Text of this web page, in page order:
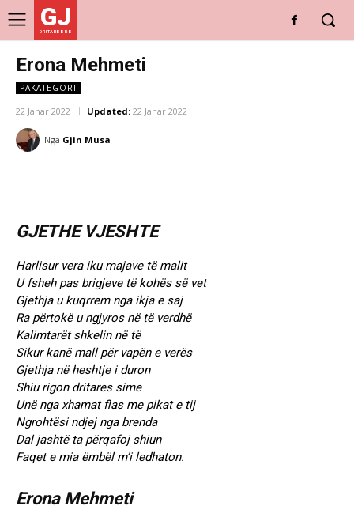
GJ
DRITARE E RE
Erona Mehmeti
PAKATEGORI
22 Janar 2022 Updated: 22 Janar 2022
Nga Gjin Musa
GJETHE VJESHTE
Harlisur vera iku majave të malit
U fsheh pas brigjeve të kohës së vet
Gjethja u kuqrrem nga ikja e saj
Ra përtokë u ngjyros në të verdhë
Kalimtarët shkelin në të
Sikur kanë mall për vapën e verës
Gjethja në heshtje i duron
Shiu rigon dritares sime
Unë nga xhamat flas me pikat e tij
Ngrohtësi ndjej nga brenda
Dal jashtë ta përqafoj shiun
Faqet e mia ëmbël m’i ledhaton.
Erona Mehmeti